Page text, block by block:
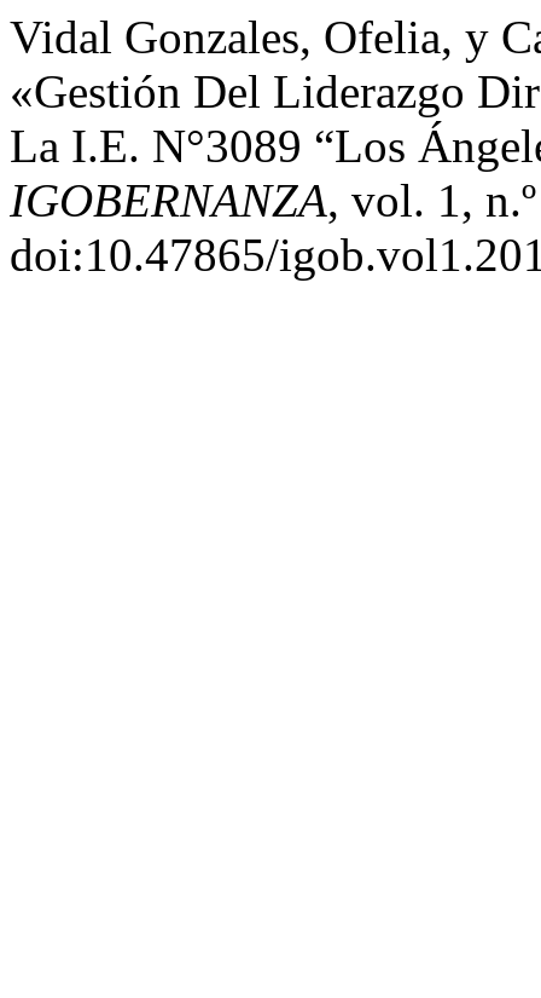
Vidal Gonzales, Ofelia, y
«Gestión Del Liderazgo
La I.E. N°3089 “Los
IGOBERNANZA, vol. 1,
doi:10.47865/